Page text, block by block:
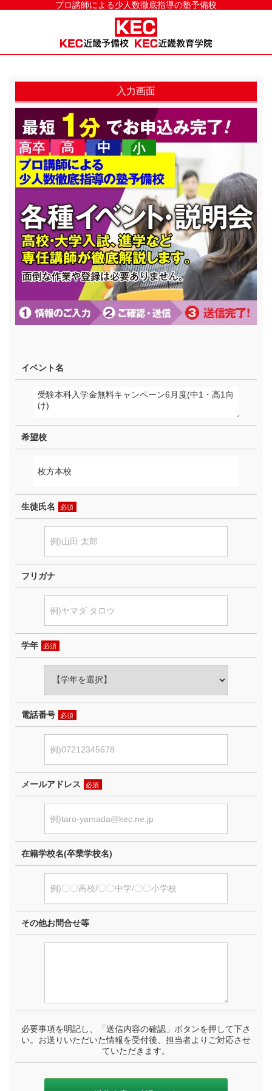
プロ講師による少人数徹底指導の塾予備校
入力画面
イベント名
希望校
生徒氏名 必須
フリガナ
学年 必須
電話番号 必須
メールアドレス 必須
在籍学校名(卒業学校名)
その他お問合せ等
必要事項を明記し、「送信内容の確認」ボタンを押して下さ
い。お送りいただいた情報を受付後、担当者よりご対応させ
ていただきます。